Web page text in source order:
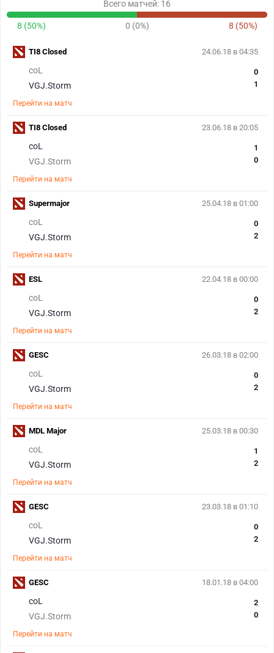
Всего матчей: 16
8 (50%) 0 (0%) 8 (50%)
24.06.18 в 04:35
coL
VGJ.Storm
0
1
Перейти на матч
TI8 Closed
23.06.18 в 20:05
coL
VGJ.Storm
1
0
Перейти на матч
TI8 Closed
25.04.18 в 01:00
coL
VGJ.Storm
0
2
Перейти на матч
Supermajor
22.04.18 в 00:00
coL
VGJ.Storm
0
2
Перейти на матч
ESL
26.03.18 в 02:00
coL
VGJ.Storm
0
2
Перейти на матч
GESC
25.03.18 в 00:30
coL
VGJ.Storm
1
2
Перейти на матч
MDL Major
23.03.18 в 01:10
coL
VGJ.Storm
0
2
Перейти на матч
GESC
18.01.18 в 04:00
coL
VGJ.Storm
2
0
Перейти на матч
GESC